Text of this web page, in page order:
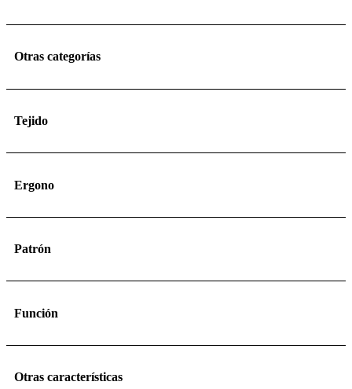
Otras categorías
Tejido
Ergono
Patrón
Función
Otras características